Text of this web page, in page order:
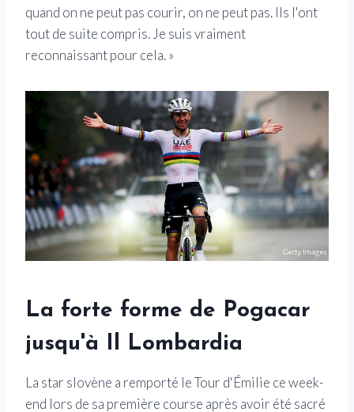
quand on ne peut pas courir, on ne peut pas. Ils l'ont
tout de suite compris. Je suis vraiment
reconnaissant pour cela. »
La forte forme de Pogacar
jusqu'à Il Lombardia
La star slovène a remporté le Tour d'Émilie ce week-
end lors de sa première course après avoir été sacré